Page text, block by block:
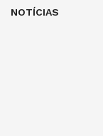
NOTÍCIAS